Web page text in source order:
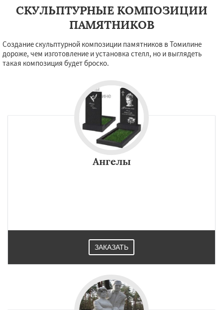
СКУЛЬПТУРНЫЕ КОМПОЗИЦИИ
ПАМЯТНИКОВ
Создание скульптурной композиции памятников в Томилине
дороже, чем изготовление и установка стелл, но и выглядеть
такая композиция будет броско.
Ангелы
ЗАКАЗАТЬ